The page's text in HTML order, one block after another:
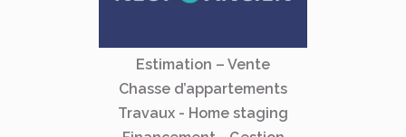
Estimation – Vente
Chasse d’appartements
Travaux - Home staging